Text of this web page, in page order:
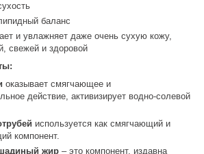
баланс
и увлажняет даже очень сухую кожу,
свежей и здоровой
оказывает смягчающее и
действие, активизирует водно-солевой
используется как смягчающий и
компонент.
жир – это компонент, издавна